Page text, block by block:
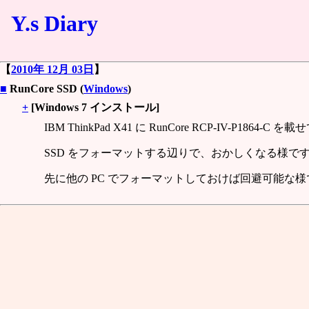
Y.s Diary
【2010年 12月 03日 】
■ RunCore SSD (Windows)
+ [Windows 7 インストール]
IBM ThinkPad X41 に RunCore RCP-IV-P1864-C を載
SSD をフォーマットする辺りで、おかしくなる様です
先に他の PC でフォーマットしておけば回避可能な様